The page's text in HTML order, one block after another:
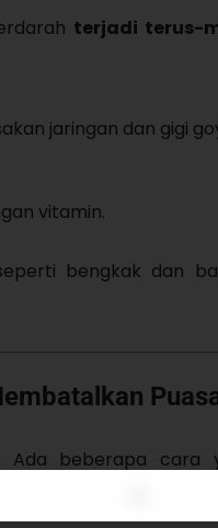
terjadi terus-
jaringan dan gigi
vitamin.
bengkak dan
beberapa cara